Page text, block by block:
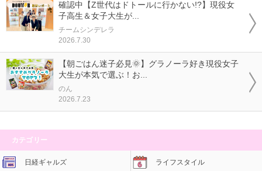
確認中【Z世代はドトールに行かない!?】現役女
子高生＆女子大生が...
チームシンデレラ
2026.7.30
【朝ごはん迷子必見🌞】グラノーラ好き現役女子
大生が本気で選ぶ！お...
のん
2026.7.23
カテゴリー
日経ギャルズ ライフスタイル